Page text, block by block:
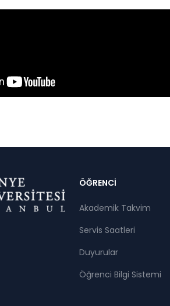
Dipnot
ÖĞRENCİ
Akademik Takvim
Servis Saatleri
Duyurular
Öğrenci Bilgi Sistemi